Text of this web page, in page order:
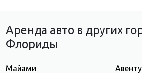
Аренда авто в других
Флориды
Майами